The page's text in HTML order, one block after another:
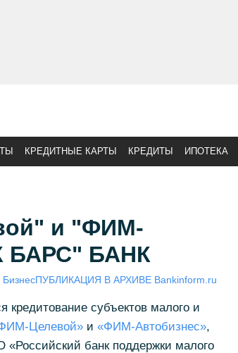
КРЕДИТНЫЕ КАРТЫ КРЕДИТЫ ИПОТЕКА
и "ФИМ-
БАРС" БАНК
БизнесПУБЛИКАЦИЯ В АРХИВЕ Bankinform.ru
субъектов малого и
Целевой»и «ФИМ-Автобизнес»,
банк поддержки малого